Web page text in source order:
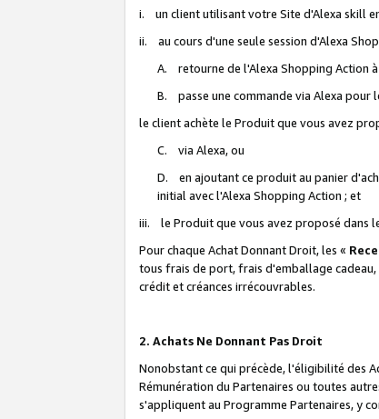
i. un client utilisant votre Site d'Alexa skill
ii. au cours d'une seule session d'Alexa
A. retourne de l'Alexa Shopping Action
B. passe une commande via Alexa pour
le client achète le Produit que vous avez
C. via Alexa, ou
D. en ajoutant ce produit au panier
initial avec l'Alexa Shopping Action ; et
iii. le Produit que vous avez proposé dans
Pour chaque Achat Donnant Droit, les «
tous frais de port, frais d'emballage
crédit et créances irrécouvrables.
2. Achats Ne Donnant Pas Droit
Nonobstant ce qui précède, l'éligibilité des
Rémunération du Partenaires ou toutes
s'appliquent au Programme Partenaires, y